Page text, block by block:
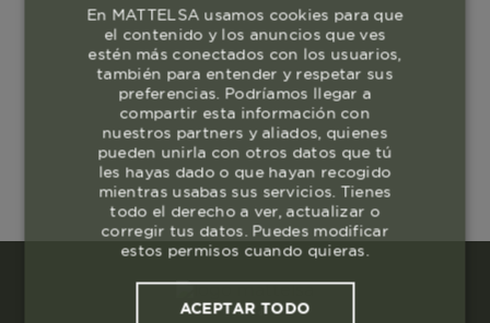
En MATTELSA usamos cookies para que
el contenido y los anuncios que ves
estén más conectados con los usuarios,
también para entender y respetar sus
preferencias. Podríamos llegar a
compartir esta información con
nuestros partners y aliados, quienes
pueden unirla con otros datos que tú
les hayas dado o que hayan recogido
mientras usabas sus servicios. Tienes
todo el derecho a ver, actualizar o
corregir tus datos. Puedes modificar
estos permisos cuando quieras.
ACEPTAR TODO